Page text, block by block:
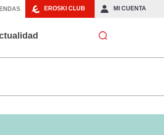
EROSKI CLUB MI CUENTA